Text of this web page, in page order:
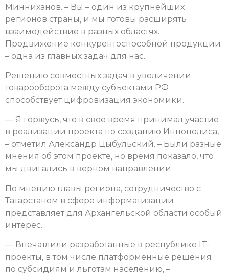
Минниханов. – Вы – один из крупнейших
регионов страны, и мы готовы расширять
взаимодействие в разных областях.
Продвижение конкурентоспособной продукции
– одна из главных задач для нас.
Решению совместных задач в увеличении
товарооборота между субъектами РФ
способствует цифровизация экономики.
— Я горжусь, что в свое время принимал участие
в реализации проекта по созданию Иннополиса,
– отметил Александр Цыбульский. – Были разные
мнения об этом проекте, но время показало, что
мы двигались в верном направлении.
По мнению главы региона, сотрудничество с
Татарстаном в сфере информатизации
представляет для Архангельской области особый
интерес.
— Впечатлили разработанные в республике IT-
проекты, в том числе платформенные решения
по субсидиям и льготам населению, –